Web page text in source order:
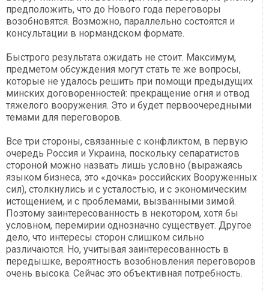
предположить, что до Нового года переговоры
возобновятся. Возможно, параллельно состоятся и
консультации в нормандском формате.
Быстрого результата ожидать не стоит. Максимум,
предметом обсуждения могут стать те же вопросы,
которые не удалось решить при помощи предыдущих
минских договоренностей: прекращение огня и отвод
тяжелого вооружения. Это и будет первоочередными
темами для переговоров.
Все три стороны, связанные с конфликтом, в первую
очередь Россия и Украина, поскольку сепаратистов
стороной можно назвать лишь условно (выражаясь
языком бизнеса, это «дочка» российских Вооруженных
сил), столкнулись и с усталостью, и с экономическим
истощением, и с проблемами, вызванными зимой.
Поэтому заинтересованность в некотором, хотя бы
условном, перемирии однозначно существует. Другое
дело, что интересы сторон слишком сильно
различаются. Но, учитывая заинтересованность в
передышке, вероятность возобновления переговоров
очень высока. Сейчас это объективная потребность.